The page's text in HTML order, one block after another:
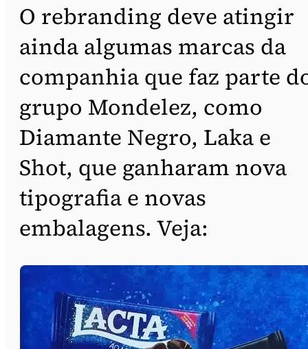
O rebranding deve atingir
ainda algumas marcas da
companhia que faz parte
grupo Mondelez, como
Diamante Negro, Laka e
Shot, que ganharam nova
tipografia e novas
embalagens. Veja: